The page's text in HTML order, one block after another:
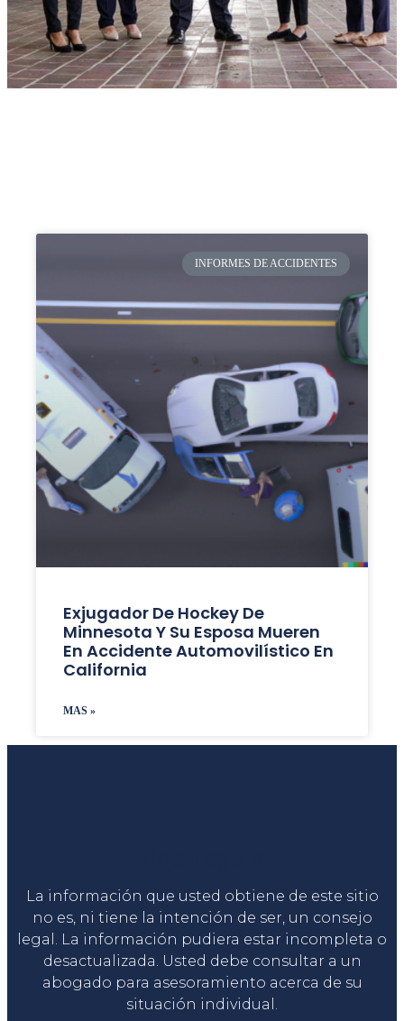
INFORMES DE ACCIDENTES
Exjugador De Hockey De
Minnesota Y Su Esposa Mueren
En Accidente Automovilístico En
California
MAS »
La información que usted obtiene de este sitio
no es, ni tiene la intención de ser, un consejo
legal. La información pudiera estar incompleta o
desactualizada. Usted debe consultar a un
abogado para asesoramiento acerca de su
situación individual.